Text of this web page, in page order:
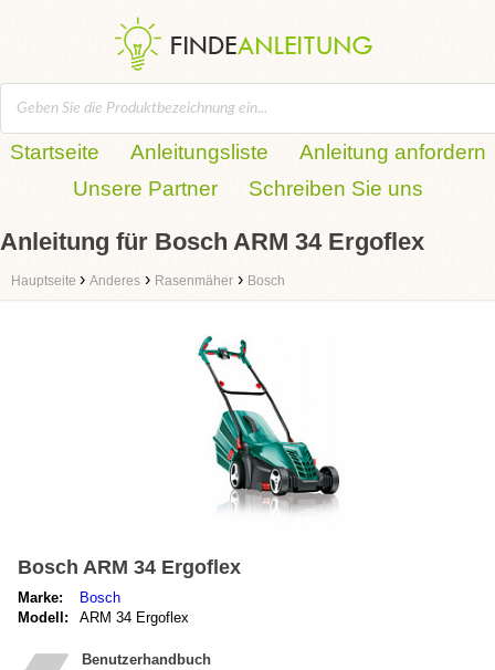
Startseite Anleitungsliste
Anleitung anfordern
Unsere Partner
Schreiben Sie uns
Anleitung für Bosch ARM 34 Ergoflex
Hauptseite › Anderes › Rasenmäher › Bosch
Bosch ARM 34 Ergoflex
Marke:
Bosch
Modell:
ARM 34 Ergoflex
Benutzerhandbuch